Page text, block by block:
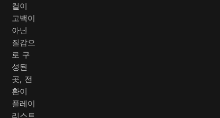
컬이
고백이
아닌
질감으
로 구
성된
곳, 전
환이
플레이
리스트